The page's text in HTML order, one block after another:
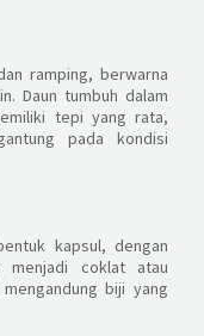
ramping, berwarna
Daun tumbuh dalam
tepi yang rata,
pada kondisi
kapsul, dengan
coklat atau
biji yang